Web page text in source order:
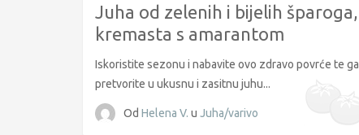
Juha od zelenih i bijelih šparoga,
kremasta s amarantom
Iskoristite sezonu i nabavite ovo zdravo povrće te ga
pretvorite u ukusnu i zasitnu juhu...
Od Helena V. u Juha/varivo